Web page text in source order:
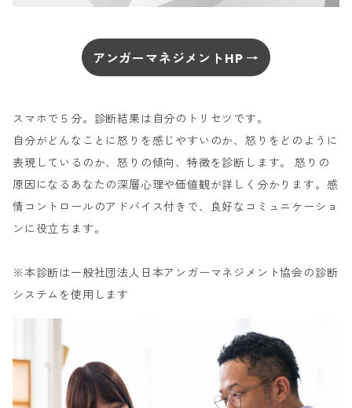
アンガーマネジメントHP →
スマホで５分。診断結果は自分のトリセツです。
自分がどんなことに怒りを感じやすいのか、怒りをどのように
表現しているのか、怒りの傾向、特徴を診断します。 怒りの
原因になるあなたの深層心理や価値観が詳しく分かります。感
情コントロールのアドバイス付きで、良好なコミュニケーショ
ンに役立ちます。
※本診断は一般社団法人日本アンガーマネジメント協会の診断
システムを使用します